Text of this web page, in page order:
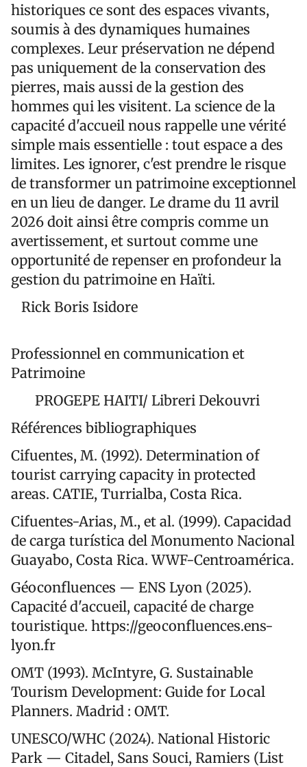
historiques ce sont des espaces vivants,
soumis à des dynamiques humaines
complexes. Leur préservation ne dépend
pas uniquement de la conservation des
pierres, mais aussi de la gestion des
hommes qui les visitent. La science de la
capacité d'accueil nous rappelle une vérité
simple mais essentielle : tout espace a des
limites. Les ignorer, c'est prendre le risque
de transformer un patrimoine exceptionnel
en un lieu de danger. Le drame du 11 avril
2026 doit ainsi être compris comme un
avertissement, et surtout comme une
opportunité de repenser en profondeur la
gestion du patrimoine en Haïti.
Rick Boris Isidore
Professionnel en communication et
Patrimoine
PROGEPE HAITI/ Libreri Dekouvri
Références bibliographiques
Cifuentes, M. (1992). Determination of
tourist carrying capacity in protected
areas. CATIE, Turrialba, Costa Rica.
Cifuentes-Arias, M., et al. (1999). Capacidad
de carga turística del Monumento Nacional
Guayabo, Costa Rica. WWF-Centroamérica.
Géoconfluences — ENS Lyon (2025).
Capacité d'accueil, capacité de charge
touristique. https://geoconfluences.ens-
lyon.fr
OMT (1993). McIntyre, G. Sustainable
Tourism Development: Guide for Local
Planners. Madrid : OMT.
UNESCO/WHC (2024). National Historic
Park — Citadel, Sans Souci, Ramiers (List